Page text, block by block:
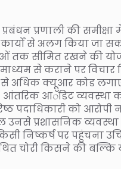
प्रणाली की
से अलग किया जा
तक सीमित रखने की
से कराने पर विचार
से अधिक क्यूआर कोड
आंतरिक आॅडिट
पदाधिकारी को
प्रशासनिक
निष्कर्ष पर पहुंचना
चोरी किसने की बल्कि